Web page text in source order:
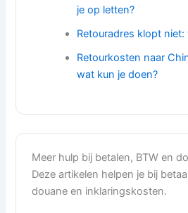
je op letten?
Retouradres klopt
Retourkosten naar
wat kun je doen?
Meer hulp bij betalen, BTW en
Deze artikelen helpen je bij
douane en inklaringskosten.